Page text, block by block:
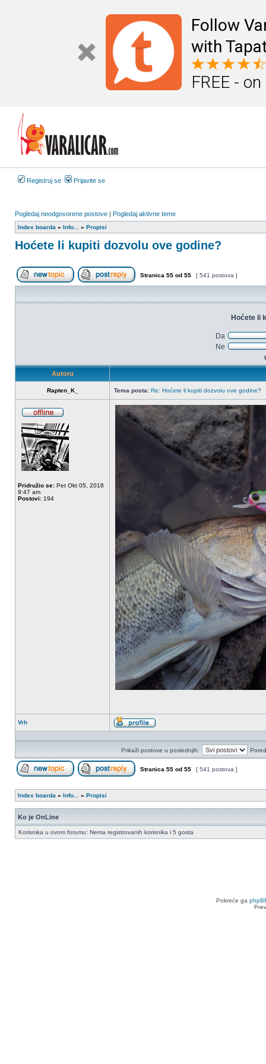
Follow
with
FREE -
Registruj se Prijavite se
Pogledaj neodgovorene postove | Pogledaj aktivne teme
Index boarda » Info... » Propisi
Hoćete li kupiti dozvolu ove godine?
Započni novu temu Odgovori na temu
Stranica 55 od 55 [ 541 postova ]
Hoćete li
Da
67%
Ne
Autoru
Rapten_K_ Tema posta: Re: Hoćete li kupiti dozvolu ove godine?
Pridružio se: Pet Okt 05, 2018
9:47 am
Postovi: 194
Vrh
Profil
Prikaži postove u poslednjih:
Stranica 55 od 55 [ 541 postova ]
Index boarda » Info... » Propisi
Ko je OnLine
Korisnika u ovom forumu: Nema registrovanih korisnika i 5 gosta
Pokreće ga